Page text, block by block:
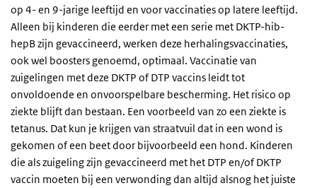
op 4- en 9-jarige leeftijd en voor vaccinaties op latere leeftijd.
Alleen bij kinderen die eerder met een serie met DKTP-hib-
hepB zijn gevaccineerd, werken deze herhalingsvaccinaties,
ook wel boosters genoemd, optimaal. Vaccinatie van
zuigelingen met deze DKTP of DTP vaccins leidt tot
onvoldoende en onvoorspelbare bescherming. Het risico op
ziekte blijft dan bestaan. Een voorbeeld van zo een ziekte is
tetanus. Dat kun je krijgen van straatvuil dat in een wond is
gekomen of een beet door bijvoorbeeld een hond. Kinderen
die als zuigeling zijn gevaccineerd met het DTP en/of DKTP
vaccin moeten bij een verwonding dan altijd alsnog het juiste